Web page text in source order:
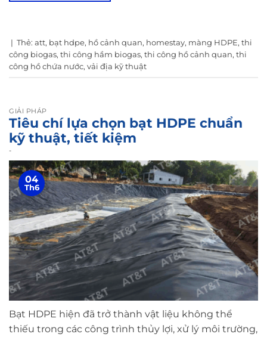
| Thẻ: att, bạt hdpe, hồ cảnh quan, homestay, màng HDPE, thi
công biogas, thi công hầm biogas, thi công hồ cảnh quan, thi
công hồ chứa nước, vải địa kỹ thuật
GIẢI PHÁP
Tiêu chí lựa chọn bạt HDPE chuẩn
kỹ thuật, tiết kiệm
-
04
Th6
Bạt HDPE hiện đã trở thành vật liệu không thể
thiếu trong các công trình thủy lợi, xử lý môi trường,